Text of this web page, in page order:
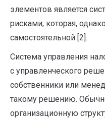
элементов является
­рисками, которая,
самостоятельной [2].
Система управления
с управленческого
собственники или
такому решению.
организационную